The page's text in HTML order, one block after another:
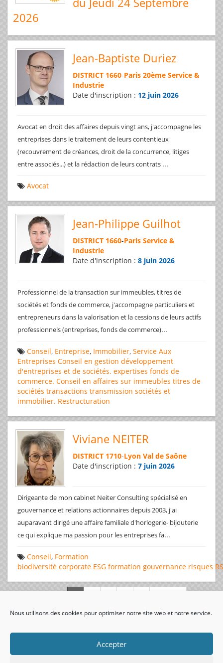
Nous utilisons des cookies pour optimiser notre site web et notre service.
Accepter
2026
Jean-Baptiste Duriez
DISTRICT 1660-Paris 20ème Service &
Industrie
Date d'inscription : 12 juin 2026
Avocat en droit des affaires depuis vingt ans, j'accompagne les
entreprises dans le traitement de leurs contentieux
(recouvrement de créances, droit de la concurrence, litiges
entre associés...) et la rédaction de leurs contrats ...
Avocat
Jean-Philippe Guilhot
DISTRICT 1660-Paris Service &
Industrie
Date d'inscription : 8 juin 2026
Professionnel de la transaction sur immeubles, titres de
sociétés et fonds de commerce, j'accompagne particuliers et
entrepreneurs dans la valorisation et la cessions de leurs actifs
professionnels (entreprises, fonds de commerce)...
Conseil, Entreprise, Immobilier, Service Aux
Entreprises Conseil en gestion développement
d'entreprises et de sociétés. expertises fonds de
commerce. Conseil en affaires sur immeubles titres de
sociétés transactions transmission sociétés et
immobilier. Restructuration
Viviane NEITER
DISTRICT 1710-Lyon Val de Saône
Date d'inscription : 7 juin 2026
Dirigeante de mon cabinet Neiter Consulting spécialisé en
gouvernance et relations actionnaires depuis 2003, j'ai
auparavant dirigé une affaire familiale d'horlogerie- bijouterie
ce qui explique ma passion pour les entreprises fa...
Conseil, Formation
biodiversité corporate ESG formation gouvernance risques
visiteurs uniques: